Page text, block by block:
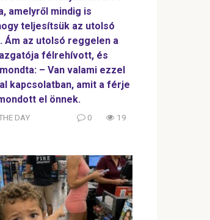
amelyről mindig is
teljesítsük az utolsó
Ám az utolsó reggelen a
félrehívott, és
– Van valami ezzel
kapcsolatban, amit a férje
el önnek.
DAY 0 19